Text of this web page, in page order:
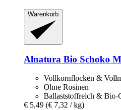
Warenkorb
Alnatura Bio Schoko
Vollkornflocken &
Ohne Rosinen
Ballaststoffreich & Bio-
€ 5,49 (€ 7,32 / kg)